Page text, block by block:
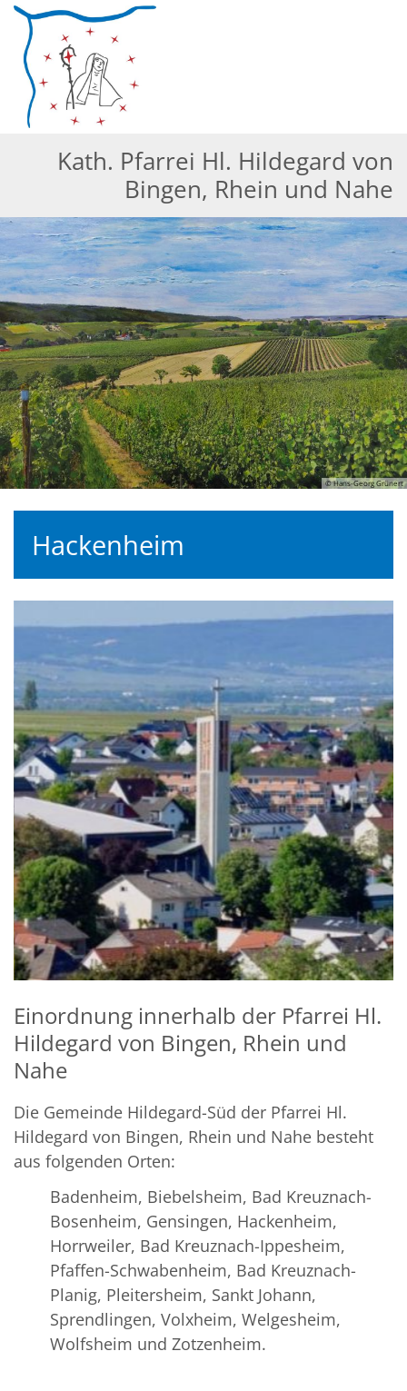
Zum Inhalt springen
Kath. Pfarrei Hl. Hildegard von
Bingen, Rhein und Nahe
© Hans-Georg Grünert
Hackenheim
Einordnung innerhalb der Pfarrei Hl.
Hildegard von Bingen, Rhein und
Nahe
Die Gemeinde Hildegard-Süd der Pfarrei Hl.
Hildegard von Bingen, Rhein und Nahe besteht
aus folgenden Orten:
Badenheim, Biebelsheim, Bad Kreuznach-
Bosenheim, Gensingen, Hackenheim,
Horrweiler, Bad Kreuznach-Ippesheim,
Pfaffen-Schwabenheim, Bad Kreuznach-
Planig, Pleitersheim, Sankt Johann,
Sprendlingen, Volxheim, Welgesheim,
Wolfsheim und Zotzenheim.